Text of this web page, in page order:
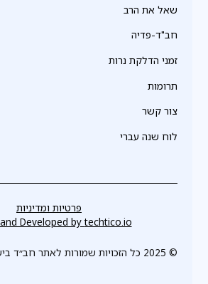
שאל את הרב
חב"ד-פדיה
זמני הדלקת נרות
תרומות
צור קשר
לוח שנה עברי
© 2025 כל הזכויות שמורות לאתר חב״ד בישראל.
פרטיות ומדיניות
Developed bytechtico.io